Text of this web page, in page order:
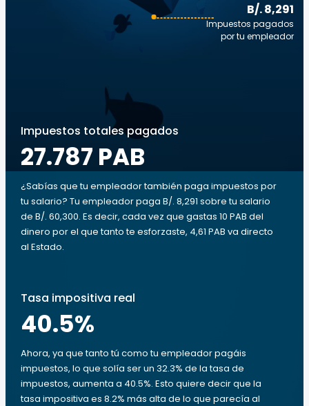
B/. 8,291
Impuestos pagados
por tu empleador
Impuestos totales pagados
27.787 PAB
¿Sabías que tu empleador también paga impuestos por
tu salario? Tu empleador paga B/. 8,291 sobre tu salario
de B/. 60,300. Es decir, cada vez que gastas 10 PAB del
dinero por el que tanto te esforzaste, 4,61 PAB va directo
al Estado.
Tasa impositiva real
40.5%
Ahora, ya que tanto tú como tu empleador pagáis
impuestos, lo que solía ser un 32.3% de la tasa de
impuestos, aumenta a 40.5%. Esto quiere decir que la
tasa impositiva es 8.2% más alta de lo que parecía al